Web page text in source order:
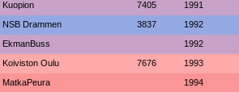
Kuopion 7405 1991
NSB Drammen 3837 1992
EkmanBuss 1992
Koiviston Oulu 7676 1993
MatkaPeura 1994